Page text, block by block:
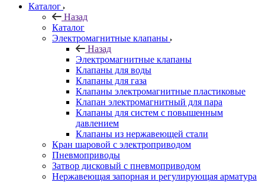
Каталог
Назад
Каталог
Электромагнитные клапаны
Назад
Электромагнитные клапаны
Клапаны для воды
Клапаны для газа
Клапаны электромагнитные пластиковые
Клапан электромагнитный для пара
Клапаны для систем с повышенным
давлением
Клапаны из нержавеющей стали
Кран шаровой с электроприводом
Пневмоприводы
Затвор дисковый с пневмоприводом
Нержавеющая запорная и регулирующая арматура